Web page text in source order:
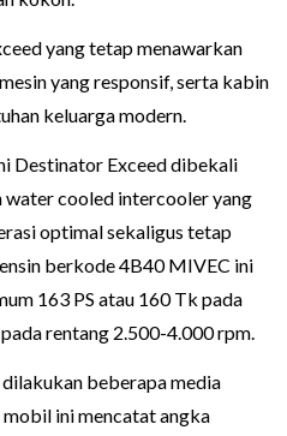
yang tetap menawarkan
yang responsif, serta kabin
keluarga modern.
Destinator Exceed dibekali
water cooled intercooler yang
optimal sekaligus tetap
berkode 4B40 MIVEC ini
163 PS atau 160 Tk pada
rentang 2.500-4.000 rpm.
beberapa media
ini mencatat angka